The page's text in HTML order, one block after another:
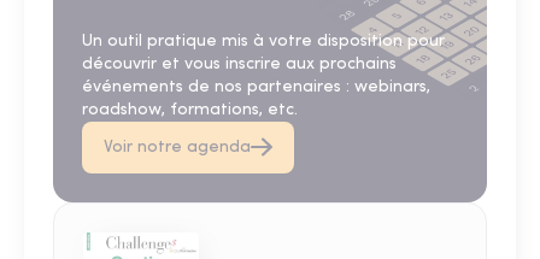
Un outil pratique mis à votre disposition pour
découvrir et vous inscrire aux prochains
événements de nos partenaires : webinars,
roadshow, formations, etc.
Voir notre agenda